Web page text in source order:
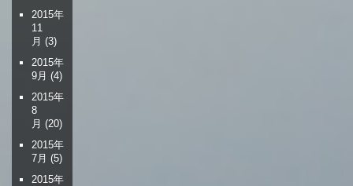
2015年
11
月 (3)
2015年
9月 (4)
2015年
8
月 (20)
2015年
7月 (5)
2015年